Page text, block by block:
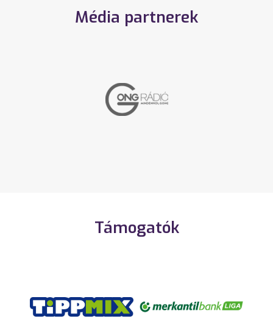
Média partnerek
Támogatók